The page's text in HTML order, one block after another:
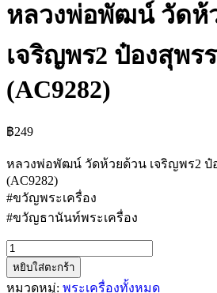
หลวงพ่อพัฒน์ วัดห้
เจริญพร2 ป๋องสุพร
(AC9282)
฿249
หลวงพ่อพัฒน์ วัดห้วยด้วน เจริญพร2
(AC9282)
#ขวัญพระเครื่อง
#ขวัญธานันท์พระเครื่อง
จำนวน
หลวง
พ่อ
หยิบใส่ตะกร้า
หมวดหมู่: พระเครื่องทั้งหมด